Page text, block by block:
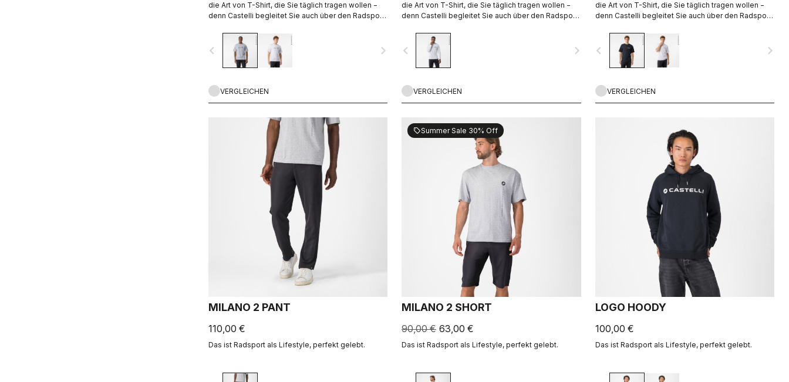
die Art von T-Shirt, die Sie täglich tragen wollen −
denn Castelli begleitet Sie auch über den Radsport
navigate_before navigate_next
VERGLEICHEN
die Art von T-Shirt, die Sie täglich tragen wollen −
denn Castelli begleitet Sie auch über den Radsport
navigate_before navigate_next
VERGLEICHEN
die Art von T-Shirt, die Sie täglich tragen wollen −
denn Castelli begleitet Sie auch über den Radsport
navigate_before navigate_next
VERGLEICHEN
MILANO 2 PANT
110,00 €
Das ist Radsport als Lifestyle, perfekt gelebt.
sellSummer Sale 30% Off
MILANO 2 SHORT
90,00 € 63,00 €
Das ist Radsport als Lifestyle, perfekt gelebt.
LOGO HOODY
100,00 €
Das ist Radsport als Lifestyle, perfekt gelebt.